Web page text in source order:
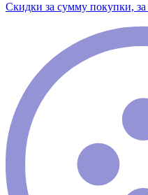
Скидки за сумму покупки,